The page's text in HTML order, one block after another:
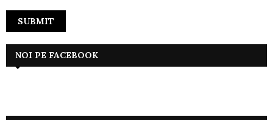
NOI PE FACEBOOK